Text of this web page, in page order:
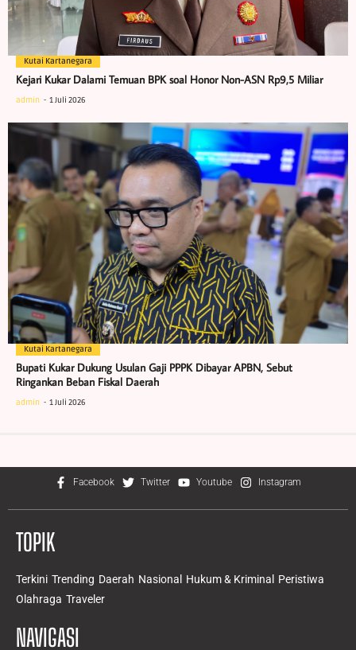
Kutai Kartanegara
Kejari Kukar Dalami Temuan BPK soal Honor Non-ASN Rp9,5 Miliar
admin 1 Juli 2026
Kutai Kartanegara
Bupati Kukar Dukung Usulan Gaji PPPK Dibayar APBN, Sebut
Ringankan Beban Fiskal Daerah
admin 1 Juli 2026
Facebook Twitter Youtube Instagram
TOPIK
Terkini Trending Daerah Nasional Hukum & Kriminal
Peristiwa
Olahraga Traveler
NAVIGASI